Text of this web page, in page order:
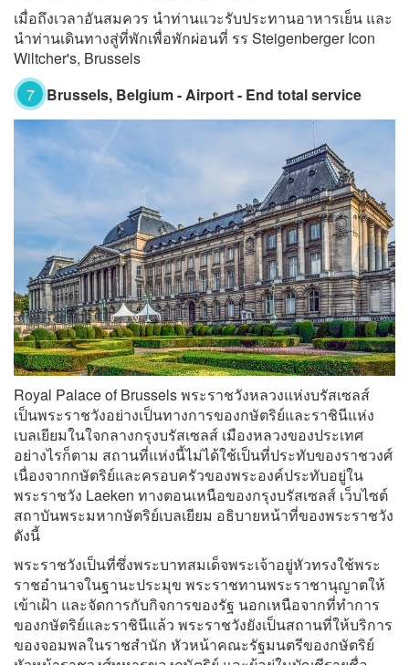
เมื่อถึงเวลาอันสมควร นำท่านแวะรับประทานอาหารเย็น และ
นำท่านเดินทางสู่ที่พักเพื่อพักผ่อนที่ รร Steigenberger Icon
Wiltcher's, Brussels
7
Brussels, Belgium - Airport - End total service
Royal Palace of Brussels พระราชวังหลวงแห่งบรัสเซลส์
เป็นพระราชวังอย่างเป็นทางการของกษัตริย์และราชินีแห่ง
เบลเยียมในใจกลางกรุงบรัสเซลส์ เมืองหลวงของประเทศ
อย่างไรก็ตาม สถานที่แห่งนี้ไม่ได้ใช้เป็นที่ประทับของราชวงศ์
เนื่องจากกษัตริย์และครอบครัวของพระองค์ประทับอยู่ใน
พระราชวัง Laeken ทางตอนเหนือของกรุงบรัสเซลส์ เว็บไซต์
สถาบันพระมหากษัตริย์เบลเยียม อธิบายหน้าที่ของพระราชวัง
ดังนี้
พระราชวังเป็นที่ซึ่งพระบาทสมเด็จพระเจ้าอยู่หัวทรงใช้พระ
ราชอำนาจในฐานะประมุข พระราชทานพระราชานุญาตให้
เข้าเฝ้า และจัดการกับกิจการของรัฐ นอกเหนือจากที่ทำการ
ของกษัตริย์และราชินีแล้ว พระราชวังยังเป็นสถานที่ให้บริการ
ของจอมพลในราชสำนัก หัวหน้าคณะรัฐมนตรีของกษัตริย์